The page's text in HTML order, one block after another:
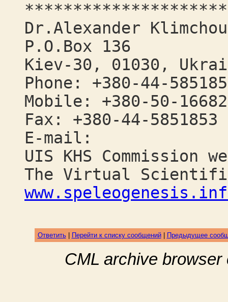
Dr.Alexander
P.O.Box 136
Kiev-30, 01030,
Phone: +380-44-
Mobile: +380-50-
Fax: +380-44-5851853
E-mail:
UIS KHS Commission
The Virtual
Ответить| Перейти к списку сообщений| Предыдущее
CML archive